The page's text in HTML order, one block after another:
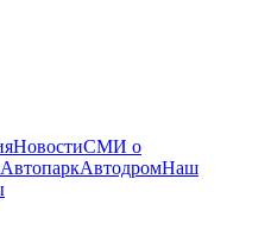
НовостиСМИ о
АвтопаркАвтодромНаш